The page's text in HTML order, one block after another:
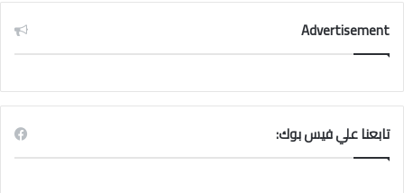
Advertisement
تابعنا علي فيس بوك: